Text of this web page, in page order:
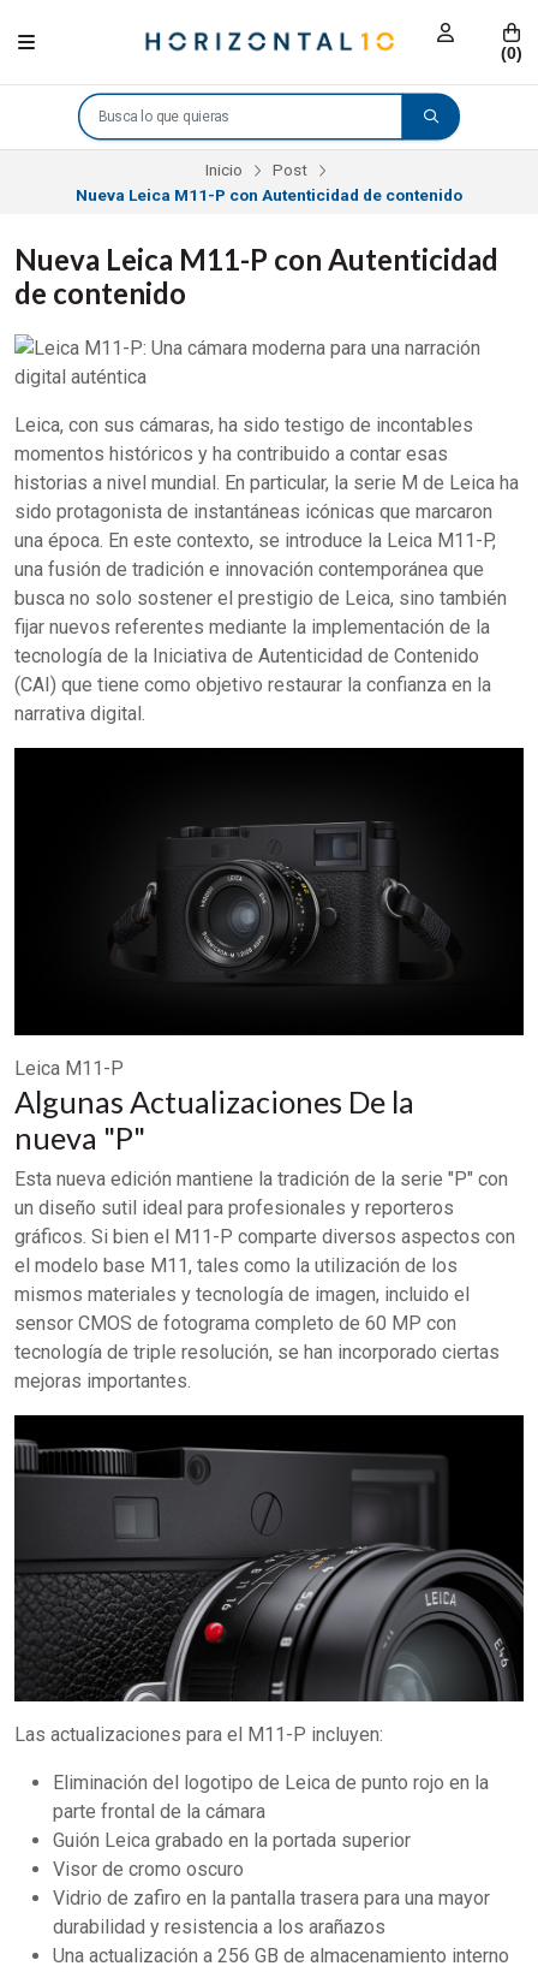
(0)
Inicio
Post
Nueva Leica M11-P con Autenticidad de contenido
Nueva Leica M11-P con Autenticidad
de contenido
Leica, con sus cámaras, ha sido testigo de incontables
momentos históricos y ha contribuido a contar esas
historias a nivel mundial. En particular, la serie M de Leica ha
sido protagonista de instantáneas icónicas que marcaron
una época. En este contexto, se introduce la Leica M11-P,
una fusión de tradición e innovación contemporánea que
busca no solo sostener el prestigio de Leica, sino también
fijar nuevos referentes mediante la implementación de la
tecnología de la Iniciativa de Autenticidad de Contenido
(CAI) que tiene como objetivo restaurar la confianza en la
narrativa digital.
Leica M11-P
Algunas Actualizaciones De la
nueva "P"
Esta nueva edición mantiene la tradición de la serie "P" con
un diseño sutil ideal para profesionales y reporteros
gráficos. Si bien el M11-P comparte diversos aspectos con
el modelo base M11, tales como la utilización de los
mismos materiales y tecnología de imagen, incluido el
sensor CMOS de fotograma completo de 60 MP con
tecnología de triple resolución, se han incorporado ciertas
mejoras importantes.
Las actualizaciones para el M11-P incluyen:
Eliminación del logotipo de Leica de punto rojo en la
parte frontal de la cámara
Guión Leica grabado en la portada superior
Visor de cromo oscuro
Vidrio de zafiro en la pantalla trasera para una mayor
durabilidad y resistencia a los arañazos
Una actualización a 256 GB de almacenamiento interno